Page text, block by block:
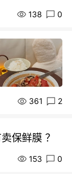
138 0
361 2
保鲜膜 ？
153 0